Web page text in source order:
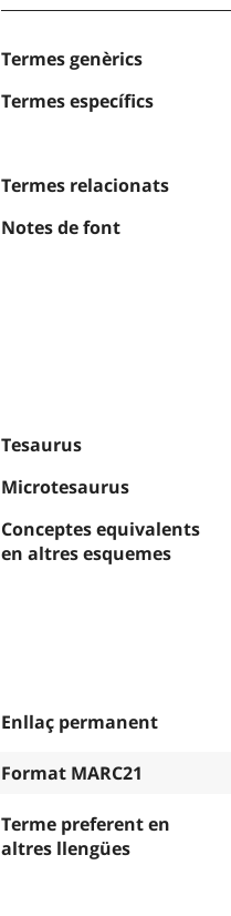
Termes genèrics
Termes específics
Termes relacionats
Notes de font
Tesaurus
Microtesaurus
Conceptes equivalents
en altres esquemes
Enllaç permanent
Format MARC21
Terme preferent en
altres llengües